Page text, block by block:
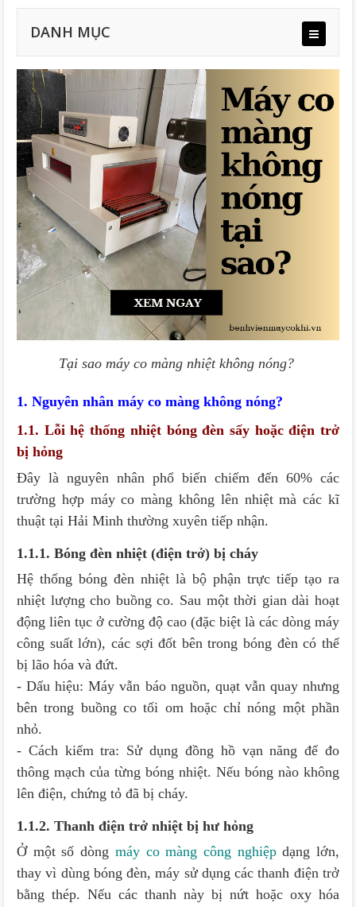
DANH MỤC
1.1. Lỗi hệ thống nhiệt bóng đèn sấy hoặc điện trở
bị hỏng
1.1.1. Bóng đèn nhiệt (điện trở) bị cháy
1.1.2. Thanh điện trở nhiệt bị hư hỏng
1.2. Sự cố về hệ thống điện và linh kiện điều khiển
1.2.1. Cầu chì bị đứt hoặc rơ-le nhiệt bị hỏng
1.2.2. Dây dẫn nhiệt bị đứt hoặc lỏng giắc cắm
1.2.3. Nguồn điện cấp không ổn định
1.3. Sai sót trong cài đặt và vận hành máy co màng
1.4. Hệ thống quạt gió máy co màng bị lỗi
1.4.1. Quạt đối lưu không hoạt động
1.4.2. Vệ sinh máy kém – "Kẻ thù" thầm lặng
Tại sao máy co màng nhiệt không nóng?
1. Nguyên nhân máy co màng không nóng?
1.1. Lỗi hệ thống nhiệt bóng đèn sấy hoặc điện trở
bị hỏng
Đây là nguyên nhân phổ biến chiếm đến 60% các
trường hợp máy co màng không lên nhiệt mà các kĩ
thuật tại Hải Minh thường xuyên tiếp nhận.
1.1.1. Bóng đèn nhiệt (điện trở) bị cháy
Hệ thống bóng đèn nhiệt là bộ phận trực tiếp tạo ra
nhiệt lượng cho buồng co. Sau một thời gian dài hoạt
động liên tục ở cường độ cao (đặc biệt là các dòng máy
công suất lớn), các sợi đốt bên trong bóng đèn có thể
bị lão hóa và đứt.
- Dấu hiệu: Máy vẫn báo nguồn, quạt vẫn quay nhưng
bên trong buồng co tối om hoặc chỉ nóng một phần
nhỏ.
- Cách kiểm tra: Sử dụng đồng hồ vạn năng để đo
thông mạch của từng bóng nhiệt. Nếu bóng nào không
lên điện, chứng tỏ đã bị cháy.
1.1.2. Thanh điện trở nhiệt bị hư hỏng
Ở một số dòng máy co màng công nghiệpdạng lớn,
thay vì dùng bóng đèn, máy sử dụng các thanh điện trở
bằng thép. Nếu các thanh này bị nứt hoặc oxy hóa